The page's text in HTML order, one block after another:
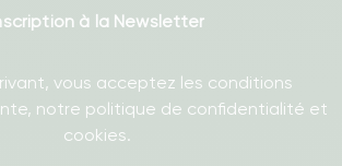
à la Newsletter
vous acceptez les conditions
notre politique de confidentialité et
cookies.